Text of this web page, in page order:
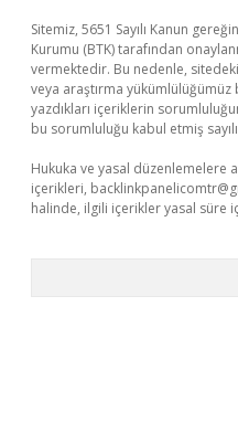
Sitemiz, 5651 Sayılı Kanun
Kurumu (BTK) tarafından
vermektedir. Bu nedenle,
veya araştırma
yazdıkları içeriklerin
bu sorumluluğu kabul etmiş
Hukuka ve yasal düzenlemelere
içerikleri,
halinde, ilgili içerikler yasal süre